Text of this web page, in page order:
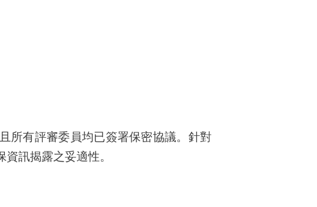
所有評審委員均已簽署保密協議。針對
訊揭露之妥適性。